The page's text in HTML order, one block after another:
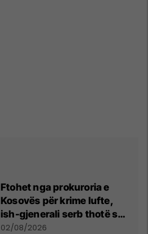
Ftohet nga prokuroria e
Kosovës për krime lufte,
ish-gjenerali serb thotë se
dikush e tradhtoi në
02/08/2026